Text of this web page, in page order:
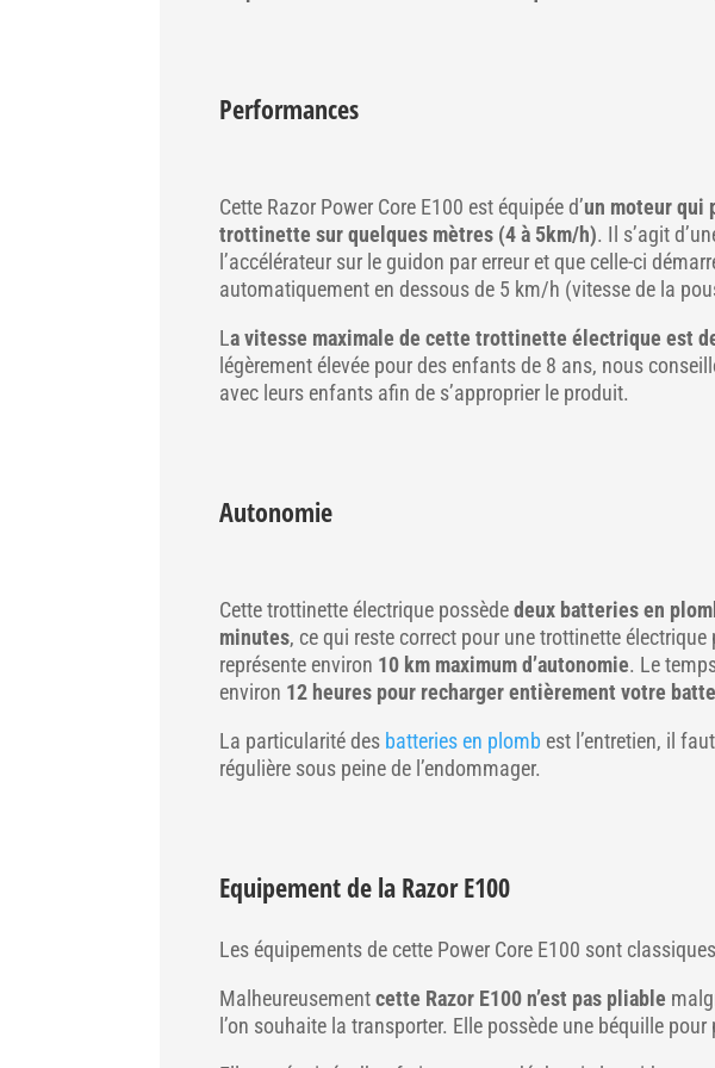
Performances
Cette Razor Power Core E100 est équipée d’un moteur qui
trottinette sur quelques mètres (4 à 5km/h). Il s’agit
l’accélérateur sur le guidon par erreur et que celle-ci
automatiquement en dessous de 5 km/h (vitesse de la
La vitesse maximale de cette trottinette électrique est
légèrement élevée pour des enfants de 8 ans, nous
avec leurs enfants afin de s’approprier le produit.
Autonomie
Cette trottinette électrique possèdedeux batteries en
minutes, ce qui reste correct pour une trottinette
représente environ 10 km maximum d’autonomie. Le
environ 12 heures pour recharger entièrement votre
La particularité des batteries en plomb est l’entretien, il
régulière sous peine de l’endommager.
Equipementde la Razor E100
Les équipements de cette Power Core E100 sont
Malheureusementcette Razor E100 n’est pas pliable
l’on souhaite la transporter. Elle possède une béquille